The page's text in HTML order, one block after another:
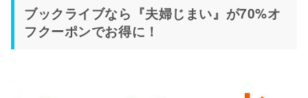
ブックライブなら『夫婦じまい』が70%オ
フクーポンでお得に！